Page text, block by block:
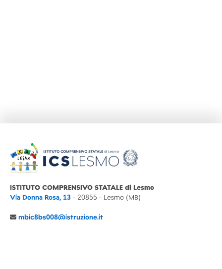
ISTITUTO COMPRENSIVO STATALE di Lesmo
Via Donna Rosa, 13 - 20855 - Lesmo (MB)
mbic8bs008@istruzione.it